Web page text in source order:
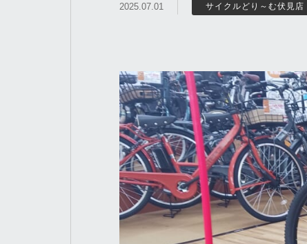
2025.07.01 サイクルどり～む伏見店